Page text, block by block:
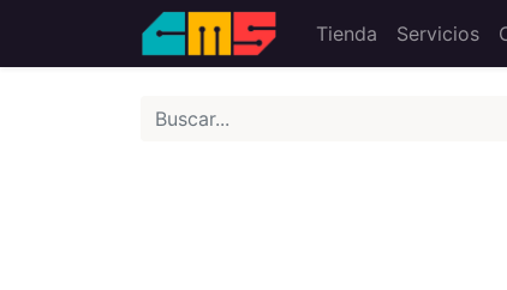
Tienda Servicios